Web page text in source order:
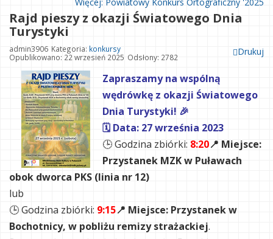
Rajd pieszy z okazji Światowego Dnia
Turystyki
Drukuj
admin3906 Kategoria: konkursy
Opublikowano: 22 wrzesień 2025 Odsłony: 2782
Zapraszamy na wspólną
wędrówkę z okazji Światowego
Dnia Turystyki! 🎉
🗓 Data: 27 września 2023
🕒 Godzina zbiórki: 8:20📍 Miejsce:
Przystanek MZK w Puławach
obok dworca PKS (linia nr 12)
lub
🕒 Godzina zbiórki: 9:15📍 Miejsce: Przystanek w
Bochotnicy, w pobliżu remizy strażackiej.